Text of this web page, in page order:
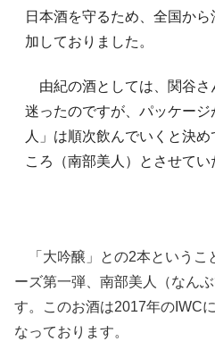
日本酒を守るため、全国か
加しておりました。
由紀の酒としては、関谷さ
迷ったのですが、パッケー
人」は順次飲んでいくと決
ころ（南部美人）とさせてい
「大吟醸」との2本というこ
ーズ第一弾、南部美人（なん
す。このお酒は2017年のIWC
なっております。